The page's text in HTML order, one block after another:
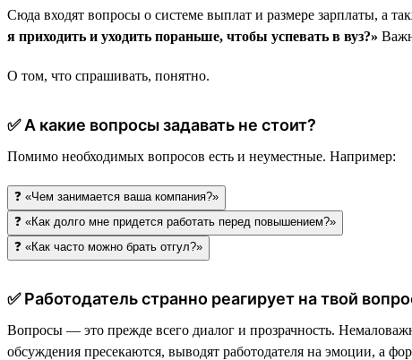
Сюда входят вопросы о системе выплат и размере зарплаты, а
я приходить и уходить пораньше, чтобы успевать в вуз?»
О том, что спрашивать, понятно.
✅ А какие вопросы задавать не стоит?
Помимо необходимых вопросов есть и неуместные. Например:
❓ «Чем занимается ваша компания?»
❓ «Как долго мне придется работать перед повышением?»
❓ «Как часто можно брать отгул?»
✅ Работодатель странно реагирует на твой
Вопросы — это прежде всего диалог и прозрачность.
обсуждения пресекаются, выводят работодателя на эмоции, а